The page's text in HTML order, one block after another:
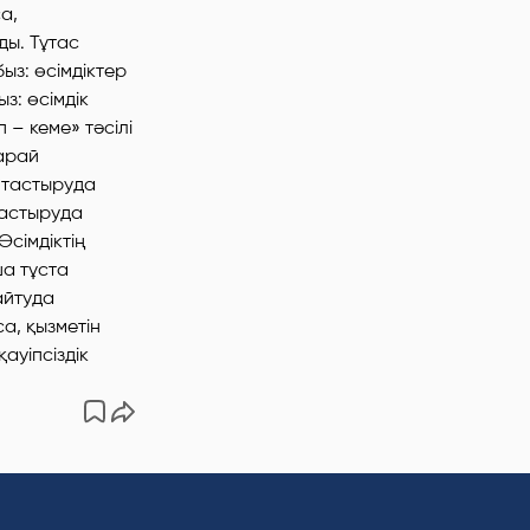
Тұтас
өсімдіктер
өсімдік
– кеме» тәсілі
тұста
қызметін